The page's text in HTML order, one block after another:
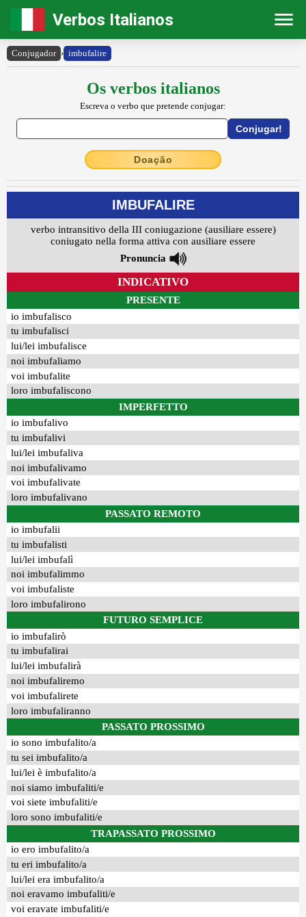
Verbos Italianos
Conjugador › imbufalire
Os verbos italianos
Escreva o verbo que pretende conjugar:
Doação
IMBUFALIRE
verbo intransitivo della III coniugazione (ausiliare essere)
coniugato nella forma attiva con ausiliare essere
Pronuncia
INDICATIVO
PRESENTE
io imbufalisco
tu imbufalisci
lui/lei imbufalisce
noi imbufaliamo
voi imbufalite
loro imbufaliscono
IMPERFETTO
io imbufalivo
tu imbufalivi
lui/lei imbufaliva
noi imbufalivamo
voi imbufalivate
loro imbufalivano
PASSATO REMOTO
io imbufalii
tu imbufalisti
lui/lei imbufalì
noi imbufalimmo
voi imbufaliste
loro imbufalirono
FUTURO SEMPLICE
io imbufalirò
tu imbufalirai
lui/lei imbufalirà
noi imbufaliremo
voi imbufalirete
loro imbufaliranno
PASSATO PROSSIMO
io sono imbufalito/a
tu sei imbufalito/a
lui/lei è imbufalito/a
noi siamo imbufaliti/e
voi siete imbufaliti/e
loro sono imbufaliti/e
TRAPASSATO PROSSIMO
io ero imbufalito/a
tu eri imbufalito/a
lui/lei era imbufalito/a
noi eravamo imbufaliti/e
voi eravate imbufaliti/e